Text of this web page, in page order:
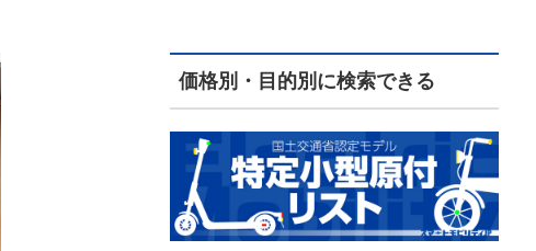
価格別・目的別に検索できる